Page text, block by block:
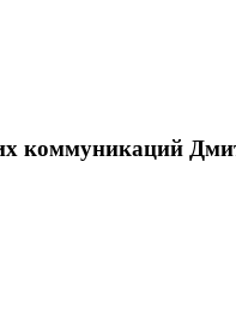
коммуникаций